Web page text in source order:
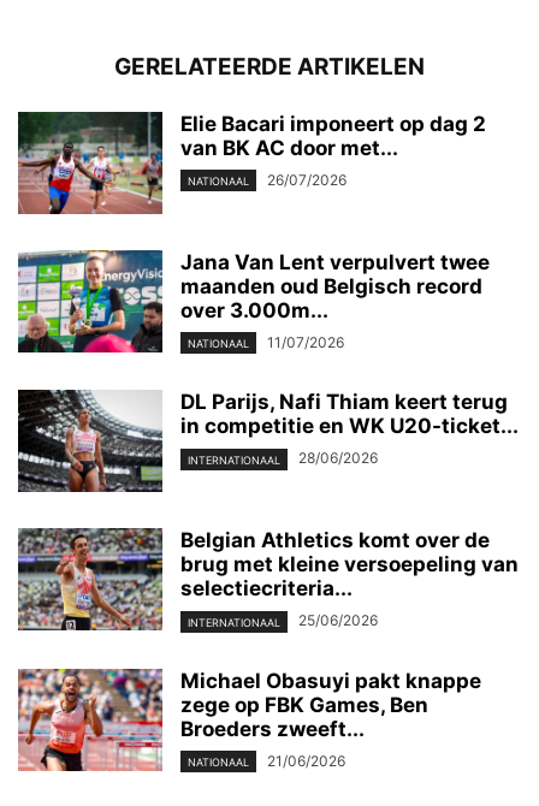
GERELATEERDE ARTIKELEN
Elie Bacari imponeert op dag 2
van BK AC door met...
NATIONAAL 26/07/2026
Jana Van Lent verpulvert twee
maanden oud Belgisch record
over 3.000m...
NATIONAAL 11/07/2026
DL Parijs, Nafi Thiam keert terug
in competitie en WK U20-ticket...
INTERNATIONAAL 28/06/2026
Belgian Athletics komt over de
brug met kleine versoepeling van
selectiecriteria...
INTERNATIONAAL 25/06/2026
Michael Obasuyi pakt knappe
zege op FBK Games, Ben
Broeders zweeft...
NATIONAAL 21/06/2026